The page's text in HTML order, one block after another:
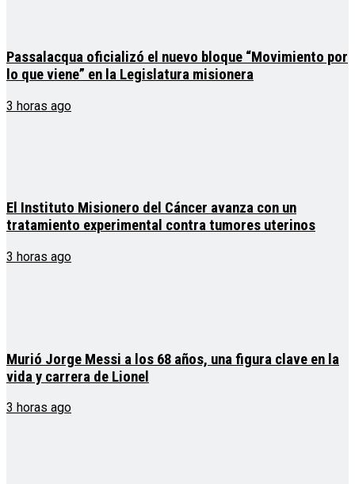
Passalacqua oficializó el nuevo bloque “Movimiento por
lo que viene” en la Legislatura misionera
3 horas ago
El Instituto Misionero del Cáncer avanza con un
tratamiento experimental contra tumores uterinos
3 horas ago
Murió Jorge Messi a los 68 años, una figura clave en la
vida y carrera de Lionel
3 horas ago